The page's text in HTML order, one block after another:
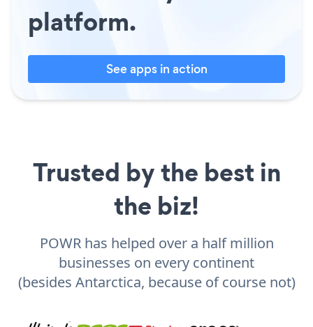
platform.
See apps in action
Trusted by the best in
the biz!
POWR has helped over a half million
businesses on every continent
(besides Antarctica, because of course not)